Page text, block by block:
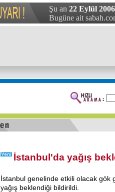
Şu an 22 Eylül
Bugüne ait
İstanbul'da yağış
İstanbul genelinde etkili olacak gök
yağış beklendiği bildirildi.